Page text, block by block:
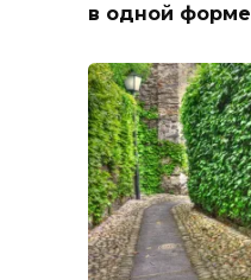
в одной форме